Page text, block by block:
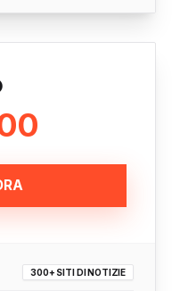
300+ SITI DI NOTIZIE